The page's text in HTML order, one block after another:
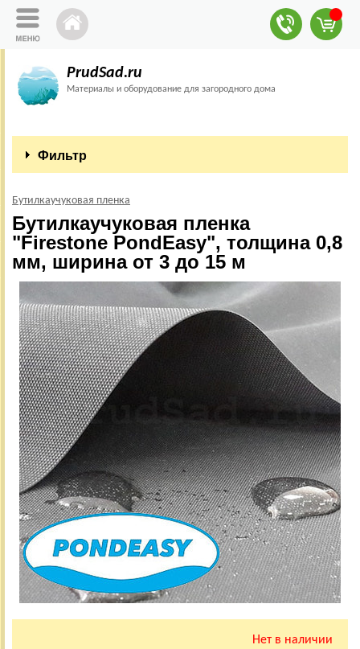
PrudSad.ru
Материалы и оборудование для загородного дома
Фильтр
Бутилкаучуковая пленка
Бутилкаучуковая пленка
"Firestone PondEasy", толщина 0,8
мм, ширина от 3 до 15 м
Нет в наличии